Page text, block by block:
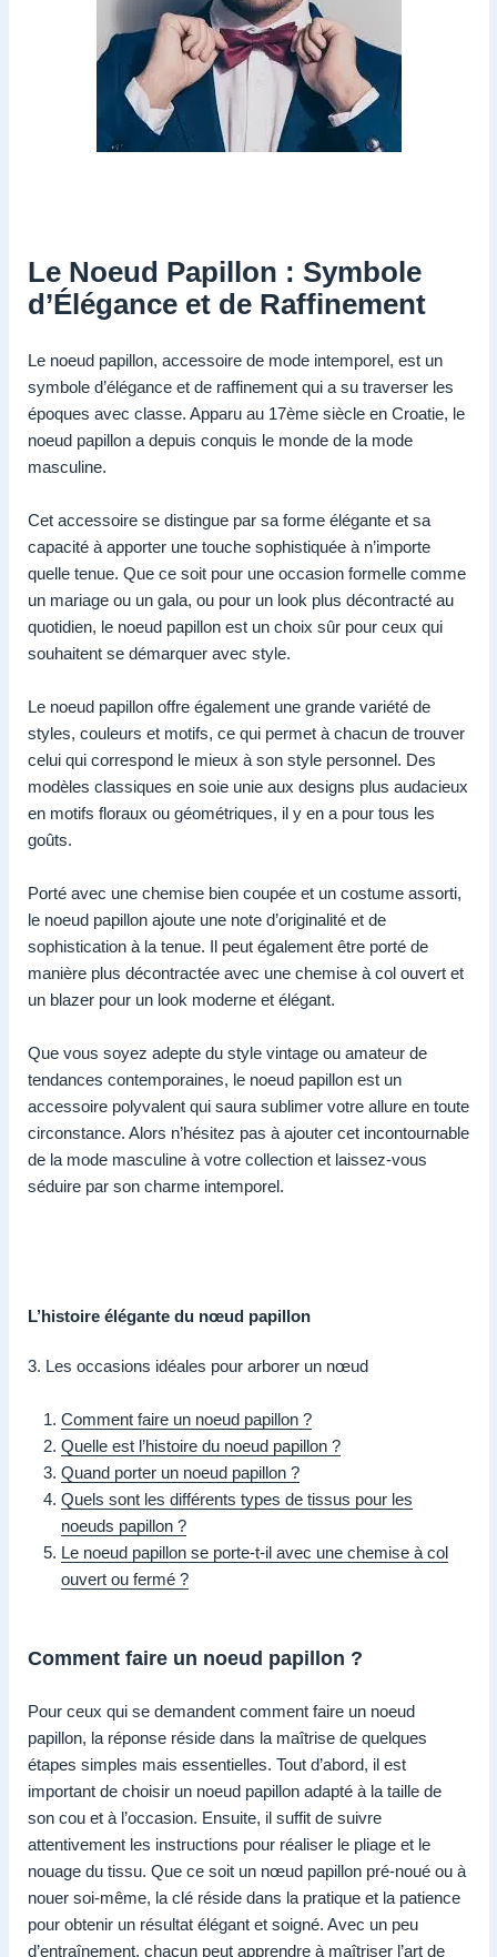
Le Noeud Papillon : Symbole
d’Élégance et de Raffinement
Le noeud papillon, accessoire de mode intemporel, est un
symbole d’élégance et de raffinement qui a su traverser les
époques avec classe. Apparu au 17ème siècle en Croatie, le
noeud papillon a depuis conquis le monde de la mode
masculine.
Cet accessoire se distingue par sa forme élégante et sa
capacité à apporter une touche sophistiquée à n’importe
quelle tenue. Que ce soit pour une occasion formelle comme
un mariage ou un gala, ou pour un look plus décontracté au
quotidien, le noeud papillon est un choix sûr pour ceux qui
souhaitent se démarquer avec style.
Le noeud papillon offre également une grande variété de
styles, couleurs et motifs, ce qui permet à chacun de trouver
celui qui correspond le mieux à son style personnel. Des
modèles classiques en soie unie aux designs plus audacieux
en motifs floraux ou géométriques, il y en a pour tous les
goûts.
Porté avec une chemise bien coupée et un costume assorti,
le noeud papillon ajoute une note d’originalité et de
sophistication à la tenue. Il peut également être porté de
manière plus décontractée avec une chemise à col ouvert et
un blazer pour un look moderne et élégant.
Que vous soyez adepte du style vintage ou amateur de
tendances contemporaines, le noeud papillon est un
accessoire polyvalent qui saura sublimer votre allure en toute
circonstance. Alors n’hésitez pas à ajouter cet incontournable
de la mode masculine à votre collection et laissez-vous
séduire par son charme intemporel.
L’histoire élégante du nœud papillon
3. Les occasions idéales pour arborer un nœud
Comment faire un noeud papillon ?
Quelle est l’histoire du noeud papillon ?
Quand porter un noeud papillon ?
Quels sont les différents types de tissus pour les
noeuds papillon ?
Le noeud papillon se porte-t-il avec une chemise à col
ouvert ou fermé ?
Comment faire un noeud papillon ?
Pour ceux qui se demandent comment faire un noeud
papillon, la réponse réside dans la maîtrise de quelques
étapes simples mais essentielles. Tout d’abord, il est
important de choisir un noeud papillon adapté à la taille de
son cou et à l’occasion. Ensuite, il suffit de suivre
attentivement les instructions pour réaliser le pliage et le
nouage du tissu. Que ce soit un nœud papillon pré-noué ou à
nouer soi-même, la clé réside dans la pratique et la patience
pour obtenir un résultat élégant et soigné. Avec un peu
d’entraînement, chacun peut apprendre à maîtriser l’art de